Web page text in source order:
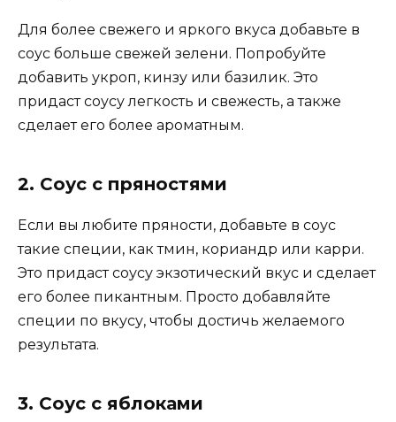
Для более свежего и яркого вкуса добавьте в
соус больше свежей зелени. Попробуйте
добавить укроп, кинзу или базилик. Это
придаст соусу легкость и свежесть, а также
сделает его более ароматным.
2. Соус с пряностями
Если вы любите пряности, добавьте в соус
такие специи, как тмин, кориандр или карри.
Это придаст соусу экзотический вкус и сделает
его более пикантным. Просто добавляйте
специи по вкусу, чтобы достичь желаемого
результата.
3. Соус с яблоками